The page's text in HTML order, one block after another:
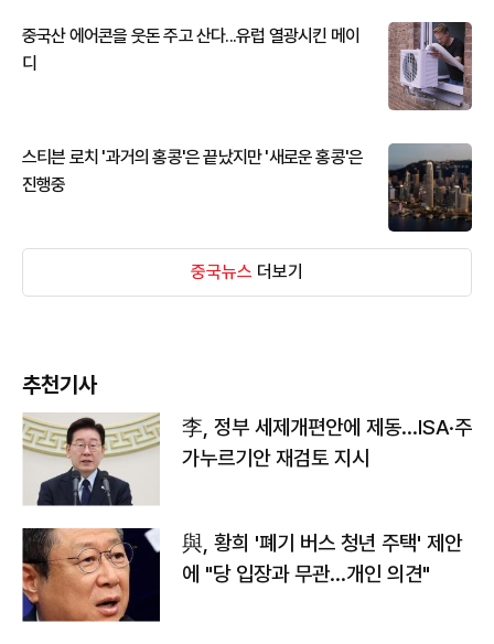
중국산 에어콘을 웃돈 주고 산다...유럽 열광시킨 메이
디
스티븐 로치 '과거의 홍콩'은 끝났지만 '새로운 홍콩'은
진행중
중국뉴스 더보기
추천기사
李, 정부 세제개편안에 제동…ISA·주
가누르기안 재검토 지시
與, 황희 '폐기 버스 청년 주택' 제안
에 "당 입장과 무관…개인 의견"